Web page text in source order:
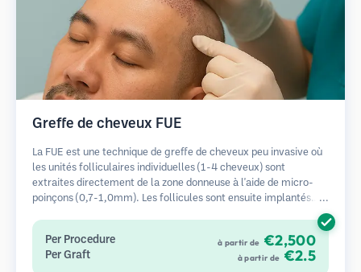
Greffe de cheveux FUE
La FUE est une technique de greffe de cheveux peu invasive où
les unités folliculaires individuelles (1-4 cheveux) sont
extraites directement de la zone donneuse à l'aide de micro-
poinçons (0,7-1,0mm). Les follicules sont ensuite implantés
laisse de minuscules cicatrices à peine visibles et permet une
guérison plus rapide par rapport aux méthodes de prélèvement
en bandelette.
Per Procedure à partir de €2,500
Per Graft à partir de €2.5